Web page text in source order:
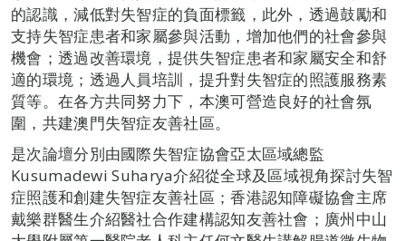
的認識，減低對失智症的負面標籤，此外，透過鼓勵和
支持失智症患者和家屬參與活動，增加他們的社會參與
機會；透過改善環境，提供失智症患者和家屬安全和舒
適的環境；透過人員培訓，提升對失智症的照護服務素
質等。在各方共同努力下，本澳可營造良好的社會氛
圍，共建澳門失智症友善社區。
是次論壇分別由國際失智症協會亞太區域總監
Kusumadewi Suharya介紹從全球及區域視角探討失智
症照護和創建失智症友善社區；香港認知障礙協會主席
戴樂群醫生介紹醫社合作建構認知友善社會；廣州中山